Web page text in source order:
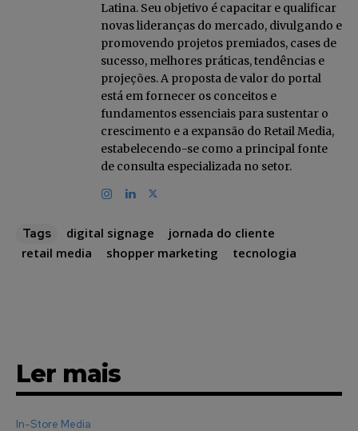
INSCREVA-SE
Política de Privacidade.
Latina. Seu objetivo é capacitar e qualificar
novas lideranças do mercado, divulgando e
promovendo projetos premiados, cases de
sucesso, melhores práticas, tendências e
projeções. A proposta de valor do portal
está em fornecer os conceitos e
fundamentos essenciais para sustentar o
crescimento e a expansão do Retail Media,
estabelecendo-se como a principal fonte
de consulta especializada no setor.
Tags digital signage
jornada do cliente
retail media
shopper marketing tecnologia
Ler mais
In-Store Media